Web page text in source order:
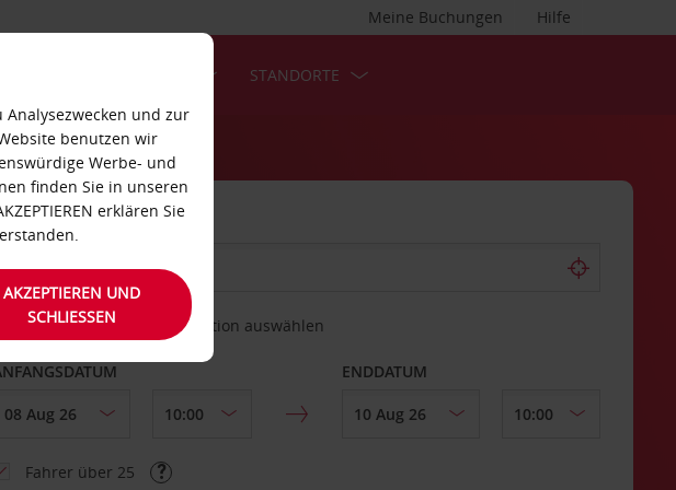
Hilfe
Meine Buchungen
STANDORTE
ABHOLEN VON
Eine andere Rückgabestation auswählen
ENDDATUM
Fahrer über 25
und zur
benutzen wir
Werbe- und
finden Sie in unseren
erklären Sie
AKZEPTIEREN UND
SCHLIESSEN